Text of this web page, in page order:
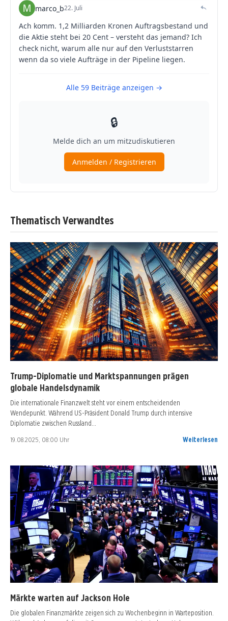
Thematisch Verwandtes
Trump-Diplomatie und Marktspannungen prägen
globale Handelsdynamik
Die internationale Finanzwelt steht vor einem entscheidenden
Wendepunkt. Während US-Präsident Donald Trump durch intensive
Diplomatie zwischen Russland…
19.08.2025, 08:00 Uhr Weiterlesen
Märkte warten auf Jackson Hole
Die globalen Finanzmärkte zeigen sich zu Wochenbeginn in Warteposition.